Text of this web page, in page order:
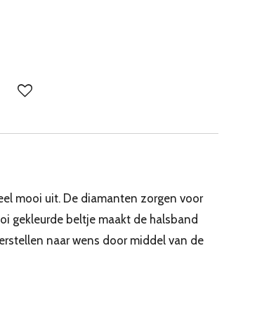
mooi uit. De diamanten zorgen voor
gekleurde beltje maakt de halsband
naar wens door middel van de